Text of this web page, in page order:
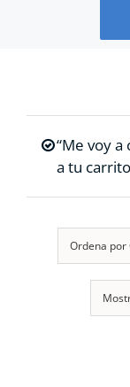
“Me voy
a tu
Ordena por